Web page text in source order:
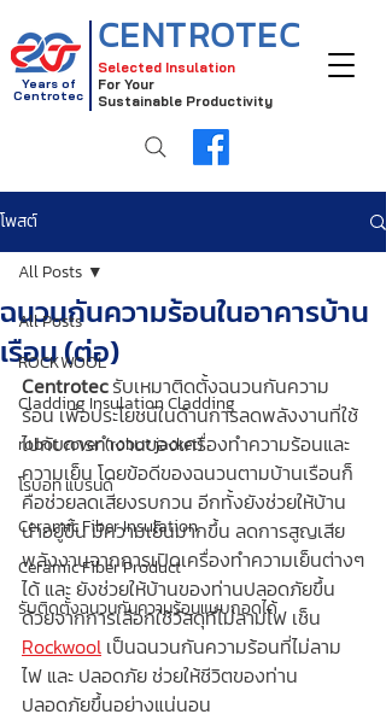
Selected Insulation
For Your
Sustainable Productivity
CENTROTEC
Years of
Centrotec
โพสต์
All Posts
ROCKWOOL
Cladding Insulation Cladding
robot cover (robot jacket)
โรบอท แบรนด์
Ceramic Fiber Insulation
Ceramic Fiber Product
รับติดตั้งฉนวนกันความร้อนแบบถอดได้
All Posts
ฉนวนกันความร้อนในอาคารบ้าน
เรือน (ต่อ)
Centrotec รับเหมาติดตั้งฉนวนกันความ
ร้อน เพื่อประโยชน์ในด้านการลดพลังงานที่ใช้
ไปกับการทำงานของเครื่องทำความร้อนและ
ความเย็น โดยข้อดีของฉนวนตามบ้านเรือนก็
คือช่วยลดเสียงรบกวน อีกทั้งยังช่วยให้บ้าน
น่าอยู่ขึ้น มีความเย็นมากขึ้น ลดการสูญเสีย
พลังงานจากการเปิดเครื่องทำความเย็นต่างๆ
ได้ และ ยังช่วยให้บ้านของท่านปลอดภัยขึ้น
ด้วยจากการเลือกใช้วัสดุที่ไม่ลามไฟ เช็น
Rockwool เป็นฉนวนกันความร้อนที่ไม่ลาม
ไฟ และ ปลอดภัย ช่วยให้ชีวิตของท่าน
ปลอดภัยขึ้นอย่างแน่นอน